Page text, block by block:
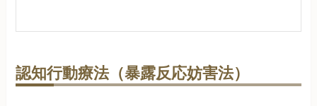
認知行動療法（暴露反応妨害法）